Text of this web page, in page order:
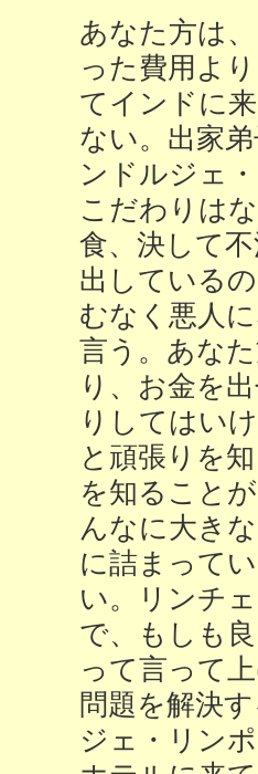
あなた方は
った費用よ
てインドに
ない。出家
ンドルジェ
こだわりは
食、決して
出している
むなく悪人
言う。あな
り、お金を
りしてはい
と頑張りを
を知ること
んなに大き
に詰まって
い。リンチ
で、もしも
って言って
問題を解決
ジェ・リン